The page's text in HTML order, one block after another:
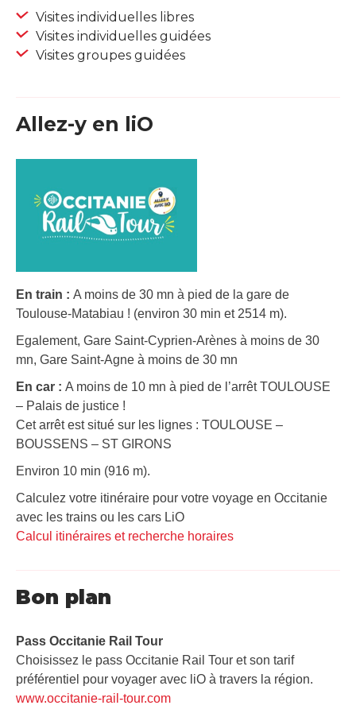
Visites individuelles libres
Visites individuelles guidées
Visites groupes guidées
Allez-y en liO
En train : A moins de 30 mn à pied de la gare de
Toulouse-Matabiau ! (environ 30 min et 2514 m).
Egalement, Gare Saint-Cyprien-Arènes à moins de 30
mn, Gare Saint-Agne à moins de 30 mn
En car : A moins de 10 mn à pied de l’arrêt TOULOUSE
– Palais de justice !
Cet arrêt est situé sur les lignes : TOULOUSE –
BOUSSENS – ST GIRONS
Environ 10 min (916 m).
Calculez votre itinéraire pour votre voyage en Occitanie
avec les trains ou les cars LiO
Calcul itinéraires et recherche horaires
Bon plan
Pass Occitanie Rail Tour​
Choisissez le pass Occitanie Rail Tour et son tarif
préférentiel pour voyager avec liO à travers la région.
www.occitanie-rail-tour.com